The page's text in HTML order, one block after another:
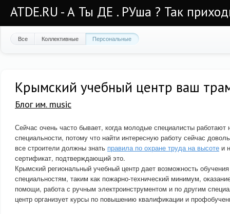
ATDE.RU - А Ты ДЕ . РУша ? Так
Все Коллективные Персональные
Крымский учебный центр ваш
Блог им. music
Сейчас очень часто бывает, когда молодые специалисты работают
специальности, потому что найти интересную работу сейчас
все строители должны знать правила по охране труда на высоте и
сертификат, подтверждающий это.
Крымский региональный учебный центр дает возможность
специальностям, таким как пожарно-технический минимум,
помощи, работа с ручным электроинструментом и по другим
центр организует курсы по повышению квалификации и